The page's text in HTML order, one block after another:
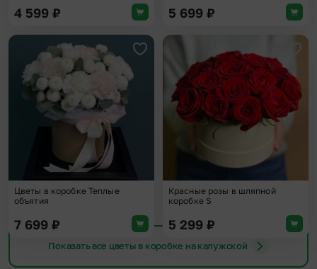
4 599 ₽ 5 699 ₽
Добавить в избранное
Цветы в коробке Теплые
объятия
7 699 ₽
Красные розы в шляпной
коробке S
5 299 ₽
Показать все цветы в коробке на калужской